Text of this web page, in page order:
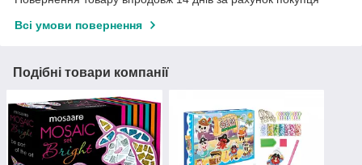
Всі умови повернення
Подібні товари компанії